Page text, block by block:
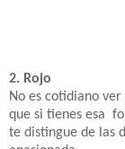
2. Rojo
No es cotidiano
que si tienes esa
te distingue de las